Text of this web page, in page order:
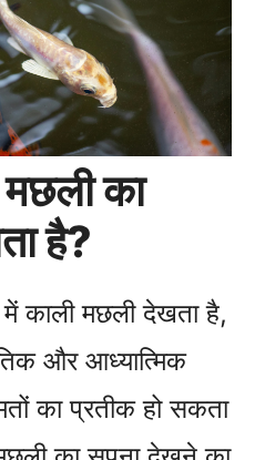
का
है?
काली मछली देखता है,
और आध्यात्मिक
का प्रतीक हो सकता